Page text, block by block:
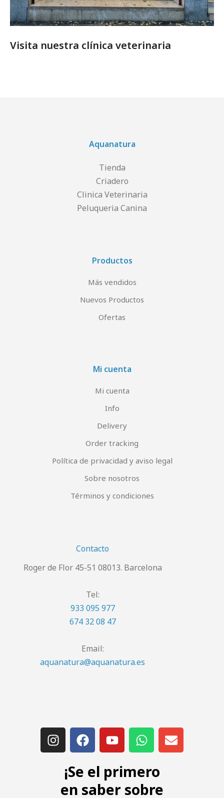
Visita nuestra clínica veterinaria
Aquanatura
Tienda
Criadero
Clinica Veterinaria
Peluqueria Canina
Productos
Más vendidos
Nuevos Productos
Ofertas
Mi cuenta
Mi cuenta
Info
Delivery
Order tracking
Política de privacidad y aviso legal
Sobre nosotros
Términos y condiciones
Contacto
Roger de Flor 45-51 08013. Barcelona
Tel:
933 095 977
674 32 08 47
Email:
aquanatura@aquanatura.es
¡Se el primero
en saber sobre